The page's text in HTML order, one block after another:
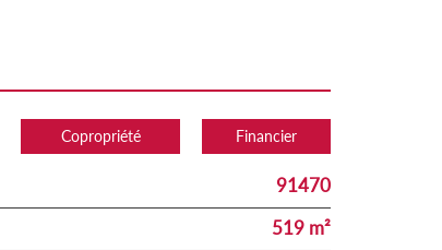
Copropriété Financier
91470
519 m²